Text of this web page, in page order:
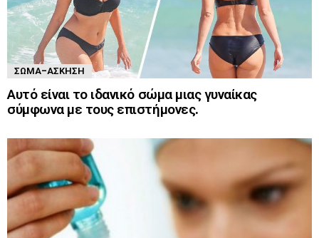
ΣΏΜΑ-ΆΣΚΗΣΗ
Αυτό είναι το ιδανικό σώμα μιας γυναίκας
σύμφωνα με τους επιστήμονες.